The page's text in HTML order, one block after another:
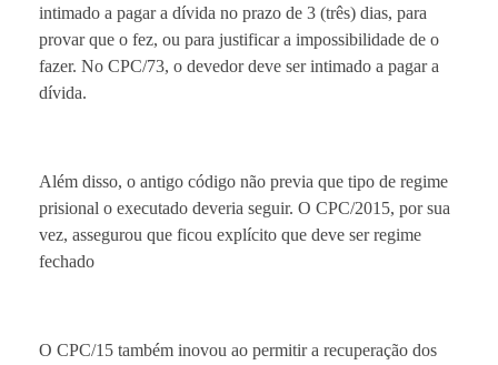
intimado a pagar a dívida no prazo de 3 (três) dias, para
provar que o fez, ou para justificar a impossibilidade de o
fazer. No CPC/73, o devedor deve ser intimado a pagar a
dívida.
Além disso, o antigo código não previa que tipo de regime
prisional o executado deveria seguir. O CPC/2015, por sua
vez, assegurou que ficou explícito que deve ser regime
fechado
O CPC/15 também inovou ao permitir a recuperação dos